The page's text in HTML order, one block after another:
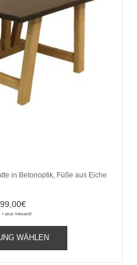
in Betonoptik, Füße aus Eiche
€
+ plus Versand!
WÄHLEN
Dieses
weist